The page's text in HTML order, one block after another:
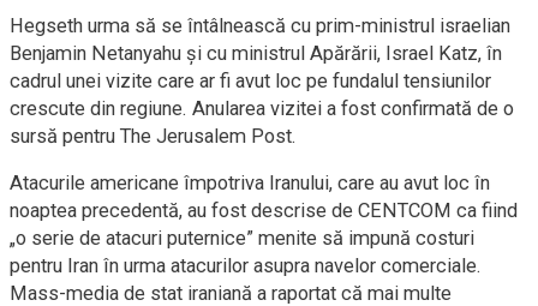
Hegseth urma să se întâlnească cu prim-ministrul israelian
Benjamin Netanyahu și cu ministrul Apărării, Israel Katz, în
cadrul unei vizite care ar fi avut loc pe fundalul tensiunilor
crescute din regiune. Anularea vizitei a fost confirmată de o
sursă pentru The Jerusalem Post.
Atacurile americane împotriva Iranului, care au avut loc în
noaptea precedentă, au fost descrise de CENTCOM ca fiind
„o serie de atacuri puternice” menite să impună costuri
pentru Iran în urma atacurilor asupra navelor comerciale.
Mass-media de stat iraniană a raportat că mai multe